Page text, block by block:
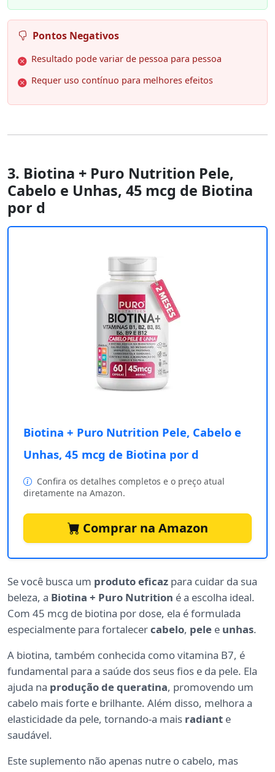
Pontos Negativos
Resultado pode variar de pessoa para pessoa
Requer uso contínuo para melhores efeitos
3. Biotina + Puro Nutrition Pele,
Cabelo e Unhas, 45 mcg de Biotina
por d
Biotina + Puro Nutrition Pele, Cabelo e
Unhas, 45 mcg de Biotina por d
Confira os detalhes completos e o preço atual
diretamente na Amazon.
Comprar na Amazon
Se você busca um produto eficaz para cuidar da sua
beleza, a Biotina + Puro Nutrition é a escolha ideal.
Com 45 mcg de biotina por dose, ela é formulada
especialmente para fortalecercabelo, pele e unhas.
A biotina, também conhecida como vitamina B7, é
fundamental para a saúde dos seus fios e da pele. Ela
ajuda na produção de queratina, promovendo um
cabelo mais forte e brilhante. Além disso, melhora a
elasticidade da pele, tornando-a mais radiant e
saudável.
Este suplemento não apenas nutre o cabelo, mas